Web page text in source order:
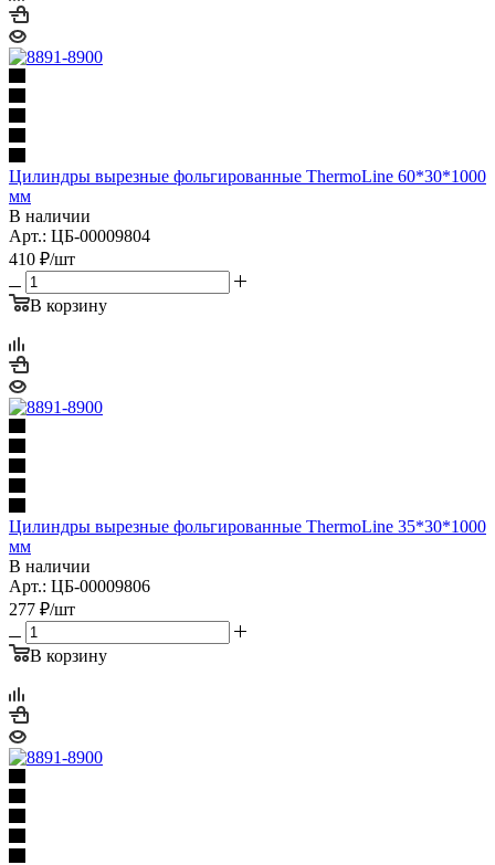
Цилиндры вырезные фольгированные ThermoLine 60*30*1000
мм
В наличии
Арт.: ЦБ-00009804
410 ₽/шт
В корзину
Цилиндры вырезные фольгированные ThermoLine 35*30*1000
мм
В наличии
Арт.: ЦБ-00009806
277 ₽/шт
В корзину